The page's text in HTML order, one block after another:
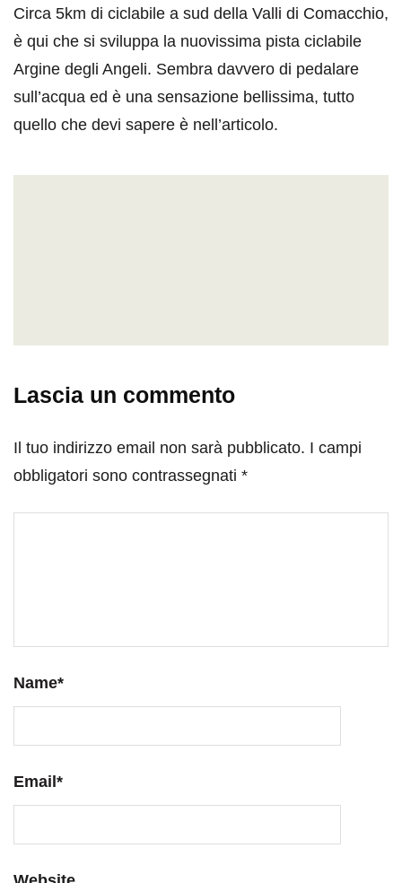
Circa 5km di ciclabile a sud della Valli di Comacchio,
è qui che si sviluppa la nuovissima pista ciclabile
Argine degli Angeli. Sembra davvero di pedalare
sull’acqua ed è una sensazione bellissima, tutto
quello che devi sapere è nell’articolo.
Lascia un commento
Il tuo indirizzo email non sarà pubblicato. I campi
obbligatori sono contrassegnati *
Name*
Email*